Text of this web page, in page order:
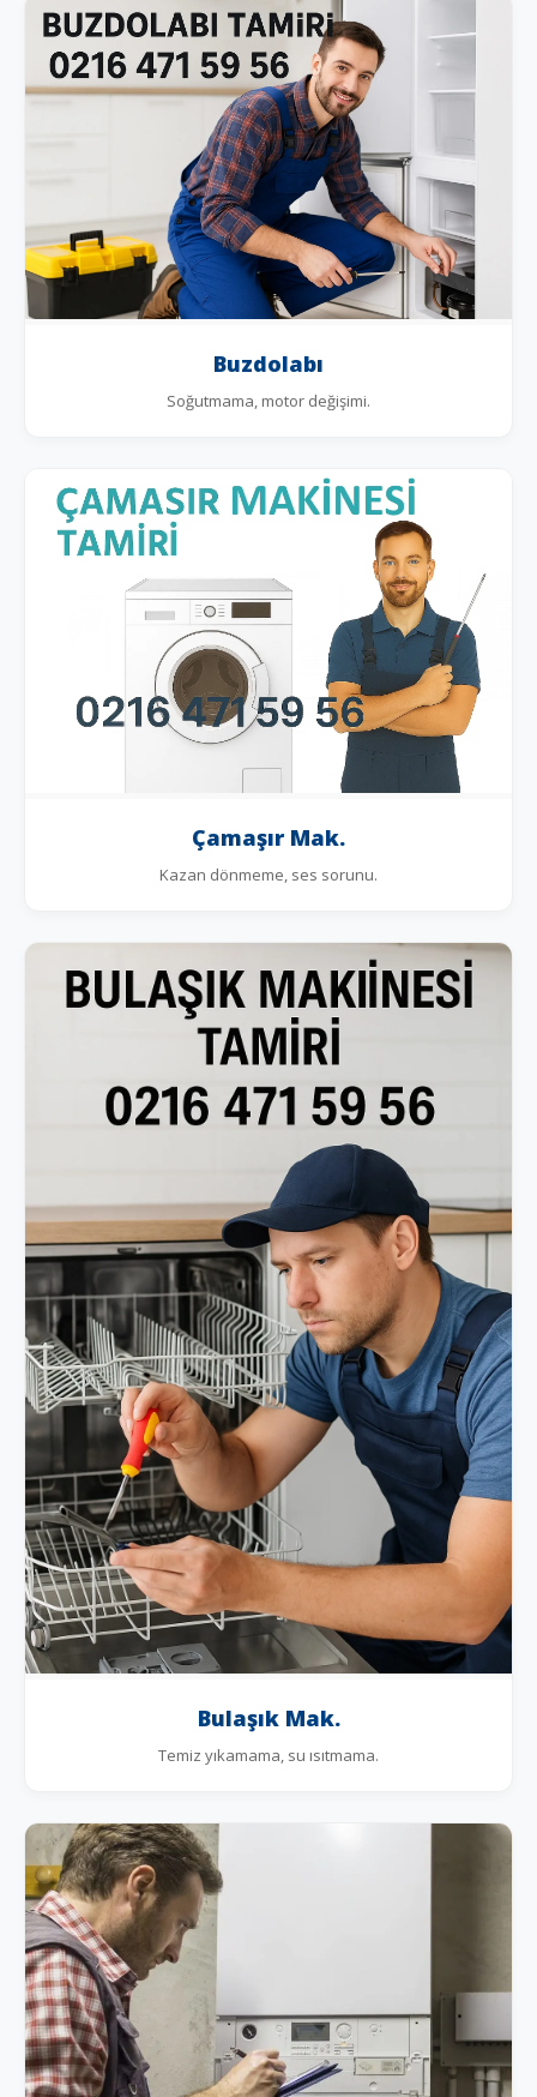
Buzdolabı
Soğutmama, motor değişimi.
Çamaşır Mak.
Kazan dönmeme, ses sorunu.
Bulaşık Mak.
Temiz yıkamama, su ısıtmama.